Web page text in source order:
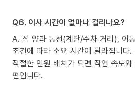
Q6. 이사 시간이 얼마나 걸리나요?
A. 짐 양과 동선(계단/주차 거리), 이
조건에 따라 소요 시간이 달라집니다.
적절한 인원 배치가 되면 작업 속도
편입니다.